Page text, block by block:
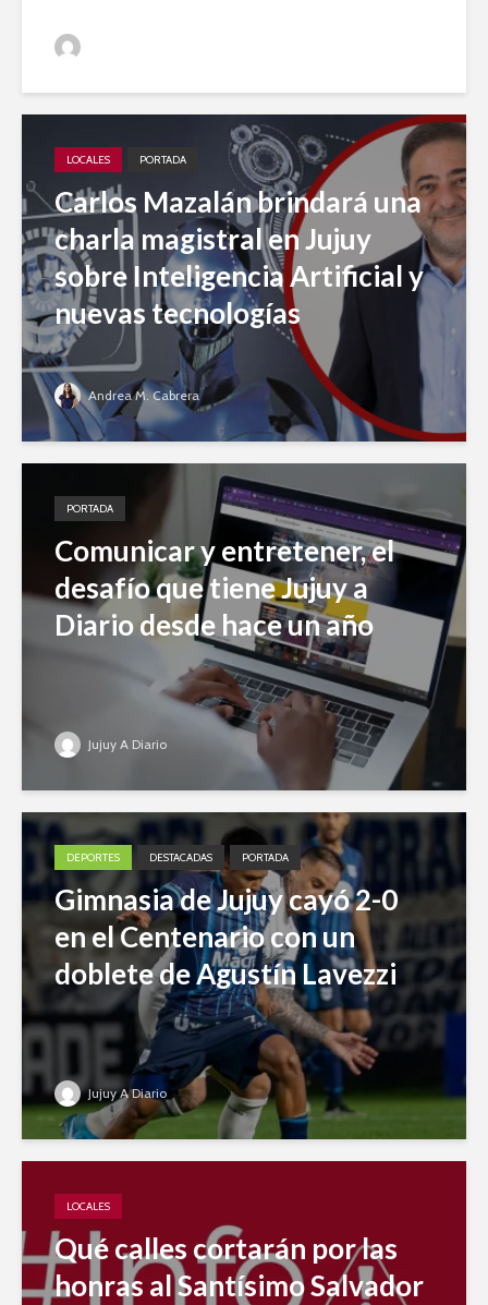
LOCALES PORTADA
Carlos Mazalán brindará una
charla magistral en Jujuy
sobre Inteligencia Artificial y
nuevas tecnologías
Andrea M. Cabrera
PORTADA
Comunicar y entretener, el
desafío que tiene Jujuy a
Diario desde hace un año
Jujuy A Diario
DEPORTES DESTACADAS PORTADA
Gimnasia de Jujuy cayó 2-0
en el Centenario con un
doblete de Agustín Lavezzi
Jujuy A Diario
LOCALES
Qué calles cortarán por las
honras al Santísimo Salvador